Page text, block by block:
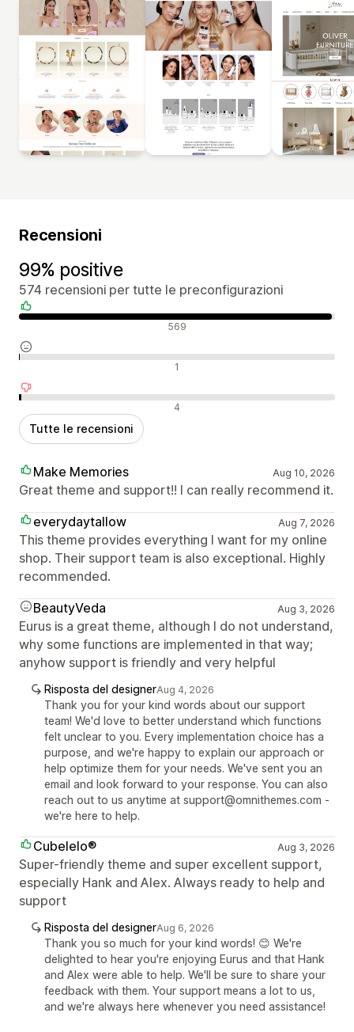
Recensioni
99% positive
574 recensioni per tutte le preconfigurazioni
Recensioni positive 569
Recensioni neutrali 1
Recensioni negative 4
Tutte le recensioni
Make Memories Aug 10, 2026
Great theme and support!! I can really recommend it.
everydaytallow
Aug 7, 2026
This theme provides everything I want for my online
shop. Their support team is also exceptional. Highly
recommended.
BeautyVeda
Aug 3, 2026
Eurus is a great theme, although I do not understand,
why some functions are implemented in that way;
anyhow support is friendly and very helpful
Risposta del designerAug 4, 2026
Thank you for your kind words about our support
team! We'd love to better understand which functions
felt unclear to you. Every implementation choice has a
purpose, and we're happy to explain our approach or
help optimize them for your needs. We've sent you an
email and look forward to your response. You can also
reach out to us anytime at support@omnithemes.com -
we're here to help.
Cubelelo® Aug 3, 2026
Super-friendly theme and super excellent support,
especially Hank and Alex. Always ready to help and
support
Risposta del designerAug 6, 2026
Thank you so much for your kind words! 😊 We're
delighted to hear you're enjoying Eurus and that Hank
and Alex were able to help. We'll be sure to share your
feedback with them. Your support means a lot to us,
and we're always here whenever you need assistance!